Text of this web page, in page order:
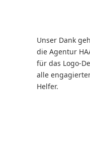
Unser Dank
die Agentur
für das Logo-
alle
Helfer.